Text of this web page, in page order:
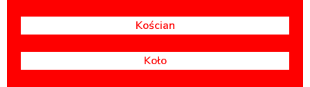
Kościan
Koło